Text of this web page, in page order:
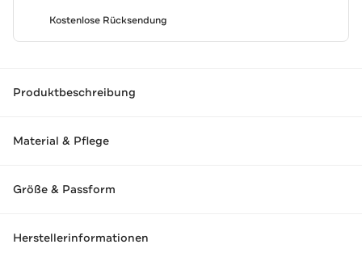
Kostenlose Rücksendung
Produktbeschreibung
Material & Pflege
Größe & Passform
Herstellerinformationen